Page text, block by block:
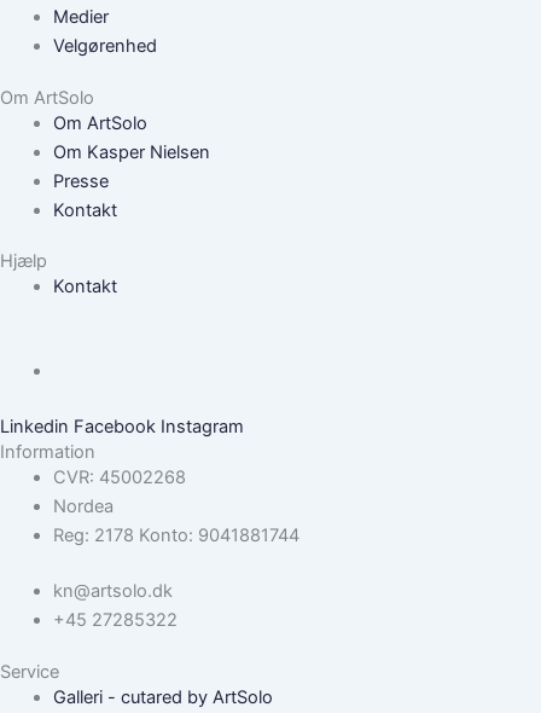
Medier
Velgørenhed
Om ArtSolo
Om ArtSolo
Om Kasper Nielsen
Presse
Kontakt
Hjælp
Kontakt
Linkedin Facebook Instagram
Information
CVR: 45002268
Nordea
Reg: 2178 Konto: 9041881744
kn@artsolo.dk
+45 27285322
Service
Galleri - cutared by ArtSolo